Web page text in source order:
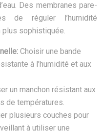
Des membranes pare-
de réguler l’humidité
plus sophistiquée.
Choisir une bande
à l’humidité et aux
un manchon résistant aux
de températures.
plusieurs couches pour
à utiliser une